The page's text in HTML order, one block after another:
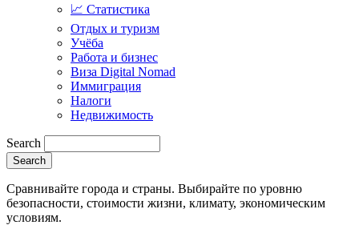
📈 Статистика
Отдых и туризм
Учёба
Работа и бизнес
Виза Digital Nomad
Иммиграция
Налоги
Недвижимость
Search
Сравнивайте города и страны. Выбирайте по уровню
безопасности, стоимости жизни, климату, экономическим
условиям.